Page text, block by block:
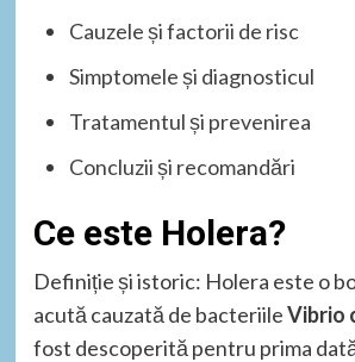
Cauzele și factorii de risc
Simptomele și diagnosticul
Tratamentul și prevenirea
Concluzii și recomandări
Ce este Holera?
Definiție și istoric: Holera este o
acută cauzată de bacteriileVibrio
fost descoperită pentru prima